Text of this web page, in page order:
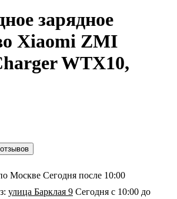
зарядное
Xiaomi ZMI
WTX10,
Москве Сегодня после 10:00
улица Барклая 9 Сегодня с 10:00 до